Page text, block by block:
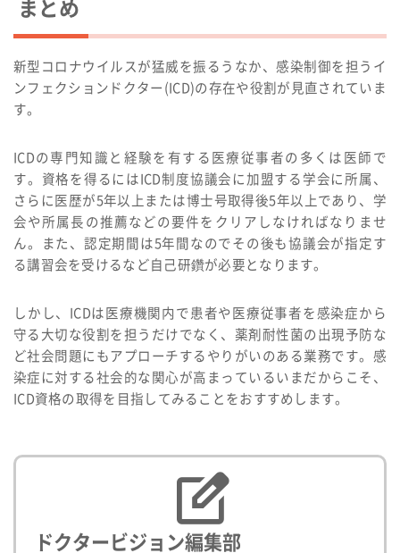
まとめ
新型コロナウイルスが猛威を振るうなか、感染制御を担うイ
ンフェクションドクター(ICD)の存在や役割が見直されていま
す。
ICDの専門知識と経験を有する医療従事者の多くは医師で
す。資格を得るにはICD制度協議会に加盟する学会に所属、
さらに医歴が5年以上または博士号取得後5年以上であり、学
会や所属長の推薦などの要件をクリアしなければなりませ
ん。また、認定期間は5年間なのでその後も協議会が指定す
る講習会を受けるなど自己研鑽が必要となります。
しかし、ICDは医療機関内で患者や医療従事者を感染症から
守る大切な役割を担うだけでなく、薬剤耐性菌の出現予防な
ど社会問題にもアプローチするやりがいのある業務です。感
染症に対する社会的な関心が高まっているいまだからこそ、
ICD資格の取得を目指してみることをおすすめします。
ドクタービジョン編集部